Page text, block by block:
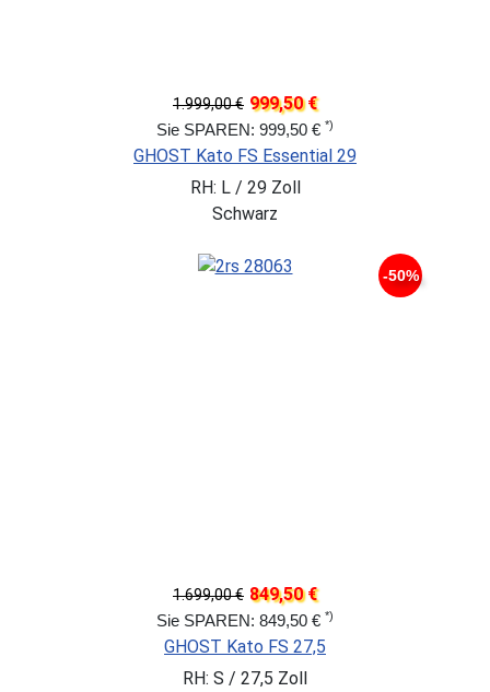
1.999,00 € 999,50 €
Sie SPAREN: 999,50 € *)
GHOST Kato FS Essential 29
RH: L / 29 Zoll
Schwarz
-50%
1.699,00 € 849,50 €
Sie SPAREN: 849,50 € *)
GHOST Kato FS 27,5
RH: S / 27,5 Zoll